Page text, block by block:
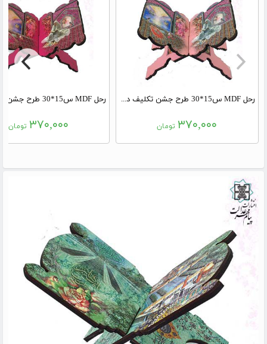
رحل MDF س15*30 طرح جشن تکلیف دخترانه صورتی
۳۷۰,۰۰۰ تومان ۳۷۰,۰۰۰ تومان